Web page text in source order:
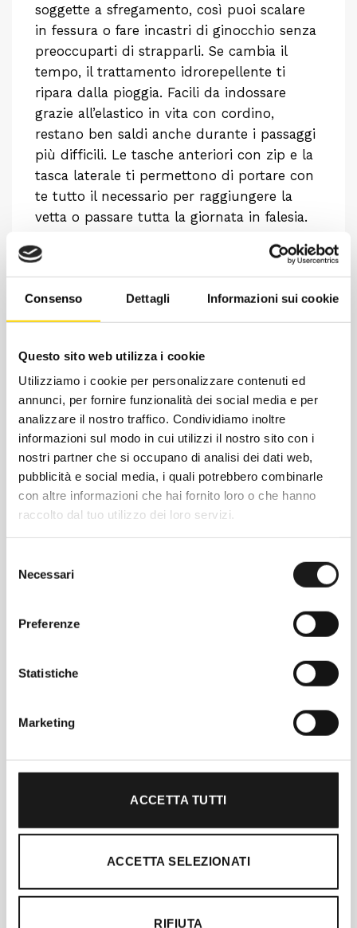
Consenso Dettagli Informazioni sui cookie
Questo sito web utilizza i cookie
Utilizziamo i cookie per personalizzare contenuti ed
annunci, per fornire funzionalità dei social media e per
analizzare il nostro traffico. Condividiamo inoltre
informazioni sul modo in cui utilizzi il nostro sito con i
nostri partner che si occupano di analisi dei dati web,
pubblicità e social media, i quali potrebbero combinarle
con altre informazioni che hai fornito loro o che hanno
raccolto dal tuo utilizzo dei loro servizi.
delNecessari
Preferenze
Statistiche
Marketing
ACCETTA TUTTI
ACCETTA SELEZIONATI
RIFIUTA
Davide di RRTrek
CONTATTA
soggette a sfregamento, così puoi scalare
in fessura o fare incastri di ginocchio senza
preoccuparti di strapparli. Se cambia il
tempo, il trattamento idrorepellente ti
ripara dalla pioggia. Facili da indossare
grazie all’elastico in vita con cordino,
restano ben saldi anche durante i passaggi
più difficili. Le tasche anteriori con zip e la
tasca laterale ti permettono di portare con
te tutto il necessario per raggiungere la
vetta o passare tutta la giornata in falesia.
pantaloni Spitze.
Caratteristiche
Pantalone lungo uomo
Toppa ginocchio in tessuto nylon DWR 4
way-stretch con rivestimento in polimero
anti-abrasione
Vita chiusa con elastico, regolazione
tramite cordino e apertura patta
Tasche mani con zip, tasca fianco con zip
Fondo con regolazione
Capo ideale per arrampicata e varie attività
outdoor